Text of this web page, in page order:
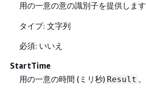
用の一意の意の識別子を提供します
タイプ: 文字列
必須: いいえ
StartTime
用の一意の時間 (ミリ秒) Result 。